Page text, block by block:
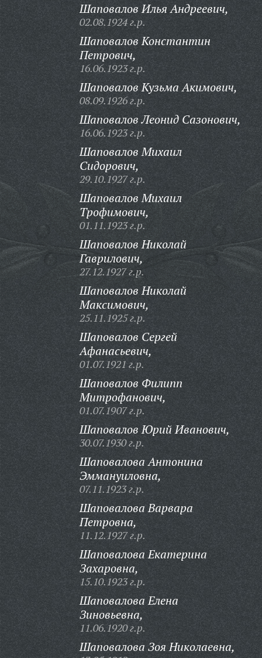
Шаповалов Илья Андреевич,
02.08.1924 г.р.
Шаповалов Константин
Петрович,
16.06.1923 г.р.
Шаповалов Кузьма Акимович,
08.09.1926 г.р.
Шаповалов Леонид Сазонович,
16.06.1923 г.р.
Шаповалов Михаил
Сидорович,
29.10.1927 г.р.
Шаповалов Михаил
Трофимович,
01.11.1923 г.р.
Шаповалов Николай
Гаврилович,
27.12.1927 г.р.
Шаповалов Николай
Максимович,
25.11.1925 г.р.
Шаповалов Сергей
Афанасьевич,
01.07.1921 г.р.
Шаповалов Филипп
Митрофанович,
01.07.1907 г.р.
Шаповалов Юрий Иванович,
30.07.1930 г.р.
Шаповалова Антонина
Эммануиловна,
07.11.1923 г.р.
Шаповалова Варвара
Петровна,
11.12.1927 г.р.
Шаповалова Екатерина
Захаровна,
15.10.1923 г.р.
Шаповалова Елена
Зиновьевна,
11.06.1920 г.р.
Шаповалова Зоя Николаевна,